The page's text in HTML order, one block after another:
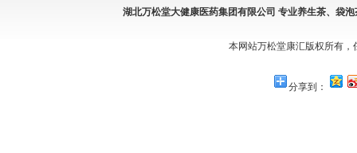
湖北万松堂大健康医药集团有限公司 专业养生茶、袋
本网站万松堂康汇版权所有
分享到：